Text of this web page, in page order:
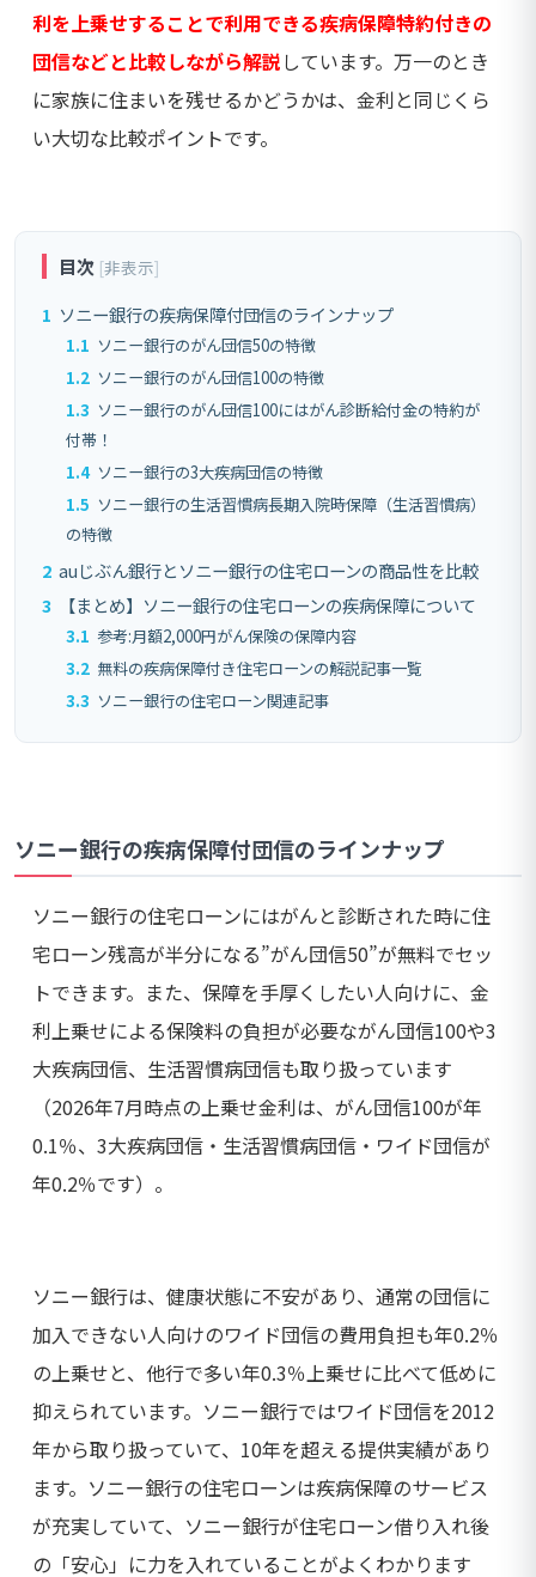
利を上乗せすることで利用できる疾病保障特約付きの
団信などと比較しながら解説しています。万一のとき
に家族に住まいを残せるかどうかは、金利と同じくら
い大切な比較ポイントです。
目次 [非表示]
1 ソニー銀行の疾病保障付団信のラインナップ
1.1 ソニー銀行のがん団信50の特徴
1.2 ソニー銀行のがん団信100の特徴
1.3 ソニー銀行のがん団信100にはがん診断給付金の特約が
付帯！
1.4 ソニー銀行の3大疾病団信の特徴
1.5 ソニー銀行の生活習慣病長期入院時保障（生活習慣病）
の特徴
2 auじぶん銀行とソニー銀行の住宅ローンの商品性を比較
3
【まとめ】ソニー銀行の住宅ローンの疾病保障について
3.1 参考:月額2,000円がん保険の保障内容
3.2 無料の疾病保障付き住宅ローンの解説記事一覧
3.3 ソニー銀行の住宅ローン関連記事
ソニー銀行の疾病保障付団信のラインナップ
ソニー銀行の住宅ローンにはがんと診断された時に住
宅ローン残高が半分になる”がん団信50”が無料でセッ
トできます。また、保障を手厚くしたい人向けに、金
利上乗せによる保険料の負担が必要ながん団信100や3
大疾病団信、生活習慣病団信も取り扱っています
（2026年7月時点の上乗せ金利は、がん団信100が年
0.1％、3大疾病団信・生活習慣病団信・ワイド団信が
年0.2％です）。
ソニー銀行は、健康状態に不安があり、通常の団信に
加入できない人向けのワイド団信の費用負担も年0.2％
の上乗せと、他行で多い年0.3％上乗せに比べて低めに
抑えられています。ソニー銀行ではワイド団信を2012
年から取り扱っていて、10年を超える提供実績があり
ます。ソニー銀行の住宅ローンは疾病保障のサービス
が充実していて、ソニー銀行が住宅ローン借り入れ後
の「安心」に力を入れていることがよくわかります